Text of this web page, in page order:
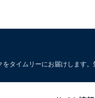
をタイムリーにお届けします